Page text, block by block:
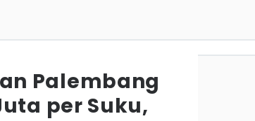
Palembang
per Suku,